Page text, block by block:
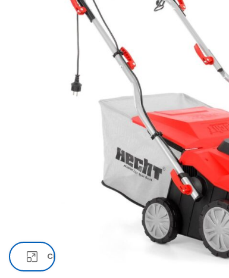
Click pentru a mari